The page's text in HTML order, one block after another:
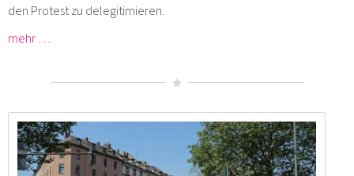
den Protest zu delegitimieren.
mehr …